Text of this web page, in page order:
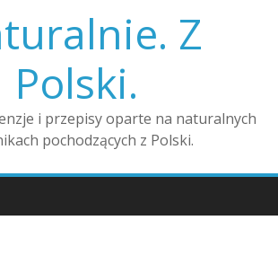
Z
Polski.
i przepisy oparte na naturalnych
pochodzących z Polski.